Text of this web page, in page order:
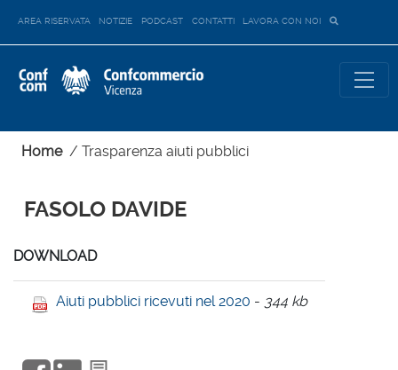
AREA RISERVATA NOTIZIE PODCAST CONTATTI LAVORA CON NOI
Home/ Trasparenza aiuti pubblici
FASOLO DAVIDE
DOWNLOAD
Aiuti pubblici ricevuti nel 2020 - 344 kb